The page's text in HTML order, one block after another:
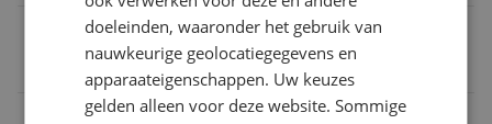
Geluidsniveau
Energieklasse
doeleinden, waaronder het gebruik van
nauwkeurige geolocatiegegevens en
apparaateigenschappen. Uw keuzes
gelden alleen voor deze website. Sommige